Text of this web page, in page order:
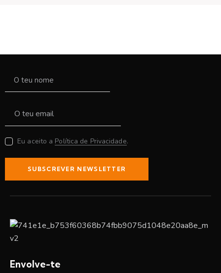
Eu aceito a Política de Privacidade.
SUBSCREVER NEWSLETTER
Envolve-te